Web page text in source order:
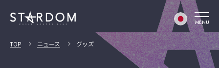
MENU
TOP ニュース グッズ